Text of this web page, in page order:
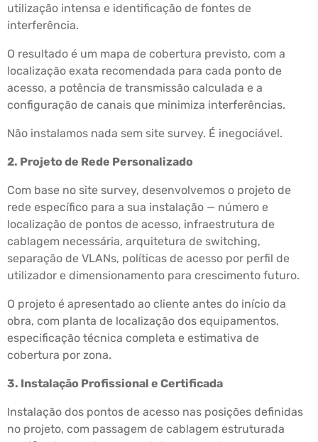
utilização intensa e identificação de fontes de
interferência.
O resultado é um mapa de cobertura previsto, com a
localização exata recomendada para cada ponto de
acesso, a potência de transmissão calculada e a
configuração de canais que minimiza interferências.
Não instalamos nada sem site survey. É inegociável.
2. Projeto de Rede Personalizado
Com base no site survey, desenvolvemos o projeto de
rede específico para a sua instalação — número e
localização de pontos de acesso, infraestrutura de
cablagem necessária, arquitetura de switching,
separação de VLANs, políticas de acesso por perfil de
utilizador e dimensionamento para crescimento futuro.
O projeto é apresentado ao cliente antes do início da
obra, com planta de localização dos equipamentos,
especificação técnica completa e estimativa de
cobertura por zona.
3. Instalação Profissional e Certificada
Instalação dos pontos de acesso nas posições definidas
no projeto, com passagem de cablagem estruturada